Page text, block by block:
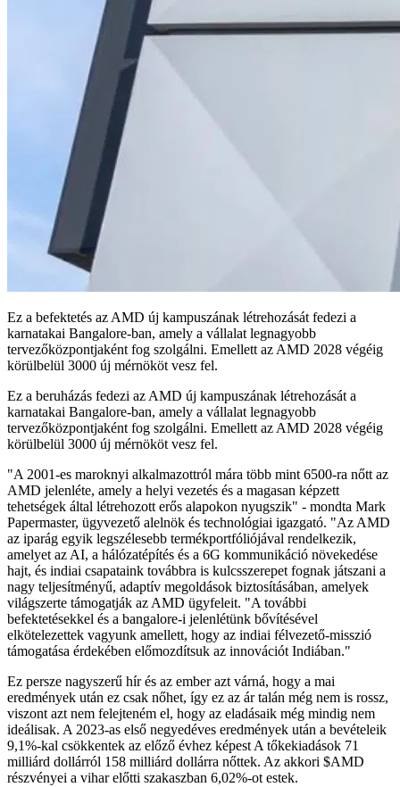
Ez a befektetés az AMD új kampuszának létrehozását fedezi a
karnatakai Bangalore-ban, amely a vállalat legnagyobb
tervezőközpontjaként fog szolgálni. Emellett az AMD 2028 végéig
körülbelül 3000 új mérnököt vesz fel.
Ez a beruházás fedezi az AMD új kampuszának létrehozását a
karnatakai Bangalore-ban, amely a vállalat legnagyobb
tervezőközpontjaként fog szolgálni. Emellett az AMD 2028 végéig
körülbelül 3000 új mérnököt vesz fel.
"A 2001-es maroknyi alkalmazottról mára több mint 6500-ra nőtt az
AMD jelenléte, amely a helyi vezetés és a magasan képzett
tehetségek által létrehozott erős alapokon nyugszik" - mondta Mark
Papermaster, ügyvezető alelnök és technológiai igazgató. "Az AMD
az iparág egyik legszélesebb termékportfóliójával rendelkezik,
amelyet az AI, a hálózatépítés és a 6G kommunikáció növekedése
hajt, és indiai csapataink továbbra is kulcsszerepet fognak játszani a
nagy teljesítményű, adaptív megoldások biztosításában, amelyek
világszerte támogatják az AMD ügyfeleit. "A további
befektetésekkel és a bangalore-i jelenlétünk bővítésével
elkötelezettek vagyunk amellett, hogy az indiai félvezető-misszió
támogatása érdekében előmozdítsuk az innovációt Indiában."
Ez persze nagyszerű hír és az ember azt várná, hogy a mai
eredmények után ez csak nőhet, így ez az ár talán még nem is rossz,
viszont azt nem felejteném el, hogy az eladásaik még mindig nem
ideálisak. A 2023-as első negyedéves eredmények után a bevételeik
9,1%-kal csökkentek az előző évhez képest A tőkekiadások 71
milliárd dollárról 158 milliárd dollárra nőttek. Az akkori $AMD
részvényei a vihar előtti szakaszban 6,02%-ot estek.